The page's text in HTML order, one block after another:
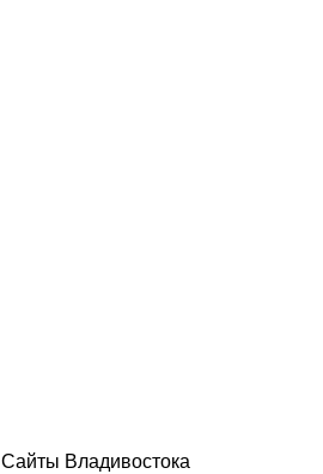
Сайты Владивостока